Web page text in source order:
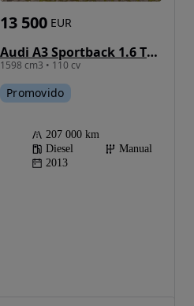
Audi A3 Sportback 1.6 TDI ultra Attraction
1598 cm3 • 110 cv
13 500 EUR
Promovido
207 000 km
Diesel
Manual
2013